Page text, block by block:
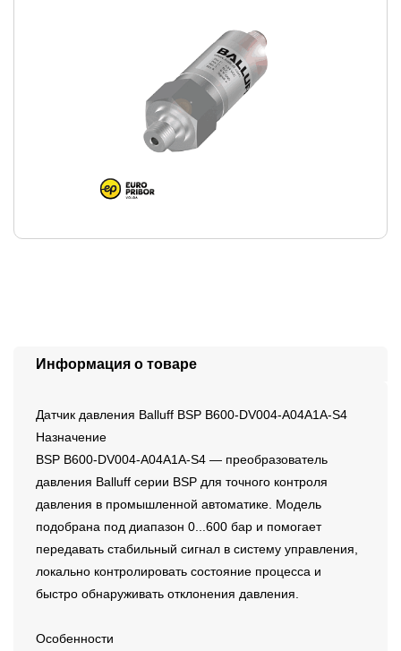
Информация о товаре
Датчик давления Balluff BSP B600-DV004-A04A1A-S4
Назначение
BSP B600-DV004-A04A1A-S4 — преобразователь
давления Balluff серии BSP для точного контроля
давления в промышленной автоматике. Модель
подобрана под диапазон 0...600 бар и помогает
передавать стабильный сигнал в систему управления,
локально контролировать состояние процесса и
быстро обнаруживать отклонения давления.
Особенности